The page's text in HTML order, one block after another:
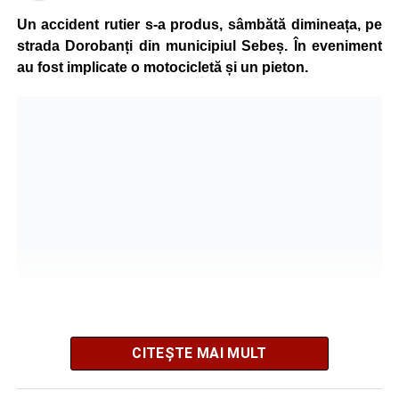
îngrijiri medicale de specialitate.
Motociclistul a fost testat cu aparatul etilotest, rezultatul
Un accident rutier s-a produs, sâmbătă dimineața, pe
strada Dorobanți din municipiul Sebeș. În eveniment
au fost implicate o motocicletă și un pieton.
Potrivit informațiilor transmise de pompieri, o femeie de 66
de ani, din municipiul Sebeș, a fost găsită inconștientă în
CITEȘTE MAI MULT